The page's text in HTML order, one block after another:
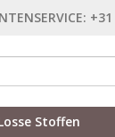
Stoffen